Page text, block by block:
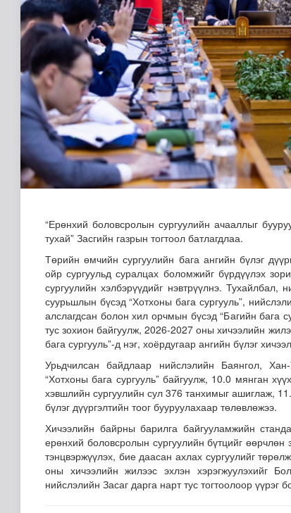
Хүүхдийн эрүүл, аюулгүй орчинд суралцах
“COP Time”-ийн өргөтгөсөн хуралдаан болж байна
“Ерөнхий боловсролын сургуулийн ачааллыг
тухай” Засгийн газрын тогтоол батлагдлаа.
Төрийн өмчийн сургуулийн бага ангийн бүлэг
ойр сургуульд суралцах боломжийг бүрдүүлэх
сургуулийн хэлбэрүүдийг нэвтрүүлнэ.
суурьшлын бүсэд “Хотхоны бага сургууль”,
алслагдсан болон хил орчмын бүсэд “Багийн бага
тус зохион байгуулж, 2026-2027 оны хичээлийн
бага сургууль”-д нэг, хоёрдугаар ангийн бүлэг
Урьдчилсан байдлаар нийслэлийн Баянгол,
“Хотхоны бага сургууль” байгуулж, 10.0 мянган
хэвшлийн сургуулийн сул 376 танхимыг ашиглаж,
бүлэг дүүргэлтийн тоог бууруулахаар төлөвлөжээ.
Хичээлийн байрны барилга байгууламжийн
ерөнхий боловсролын сургуулийн бүтцийг өөрчлөн
тэнцвэржүүлэх, бие даасан ахлах сургуулийг
оны хичээлийн жилээс эхлэн хэрэгжуулэхийг
нийслэлийн Засаг дарга нарт тус тогтоолоор үүрэг